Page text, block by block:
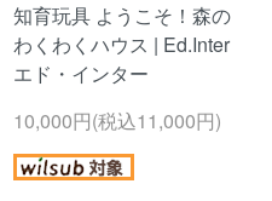
知育玩具 ようこそ！森の
わくわくハウス | Ed.Inter
エド・インター
10,000円(税込11,000円)